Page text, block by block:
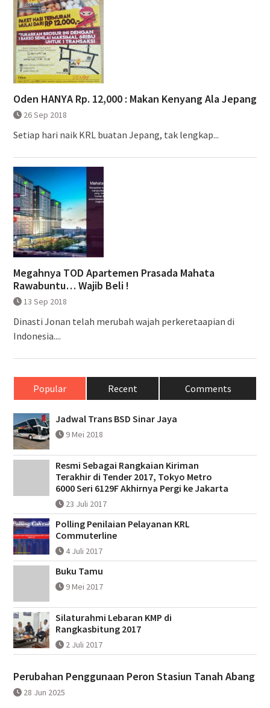
Oden HANYA Rp. 12,000 : Makan Kenyang Ala Jepang
26 Sep 2018
Setiap hari naik KRL buatan Jepang, tak lengkap...
Megahnya TOD Apartemen Prasada Mahata
Rawabuntu… Wajib Beli !
13 Sep 2018
Dinasti Jonan telah merubah wajah perkeretaapian di
Indonesia....
Popular Recent Comments
Jadwal Trans BSD Sinar Jaya
9 Mei 2018
Resmi Sebagai Rangkaian Kiriman
Terakhir di Tender 2017, Tokyo Metro
6000 Seri 6129F Akhirnya Pergi ke Jakarta
23 Juli 2017
Polling Penilaian Pelayanan KRL
Commuterline
4 Juli 2017
Buku Tamu
9 Mei 2017
Silaturahmi Lebaran KMP di
Rangkasbitung 2017
2 Juli 2017
Perubahan Penggunaan Peron Stasiun Tanah Abang
28 Jun 2025